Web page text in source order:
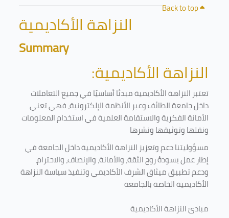
Back to top
النزاهة الأكاديمية
Summary
النزاهة الأكاديمية:
تعتبر النزاهة الأكاديمية مبدئا أساسيًا في جميع التعاملات
داخل جامعة الطائف وعبر الأنظمة الإلكترونية، فهي تعني
الأمانة الفكرية والاستقامة العلمية في استخدام المعلومات
ونقلها وتوثيقها ونشرها
مسؤوليتنا دعم وتعزيز النزاهة الأكاديمية داخل الجامعة في
إطار عمل يسودهُ روح الثقة، والأمانة، والإنصاف، والاحترام،
ودعم تطبيق ميثاق الشرف الأكاديمي وتنفيذ سياسة النزاهة
الأكاديمية الخاصة بالجامعة
مبادئ النزاهة الأكاديمية